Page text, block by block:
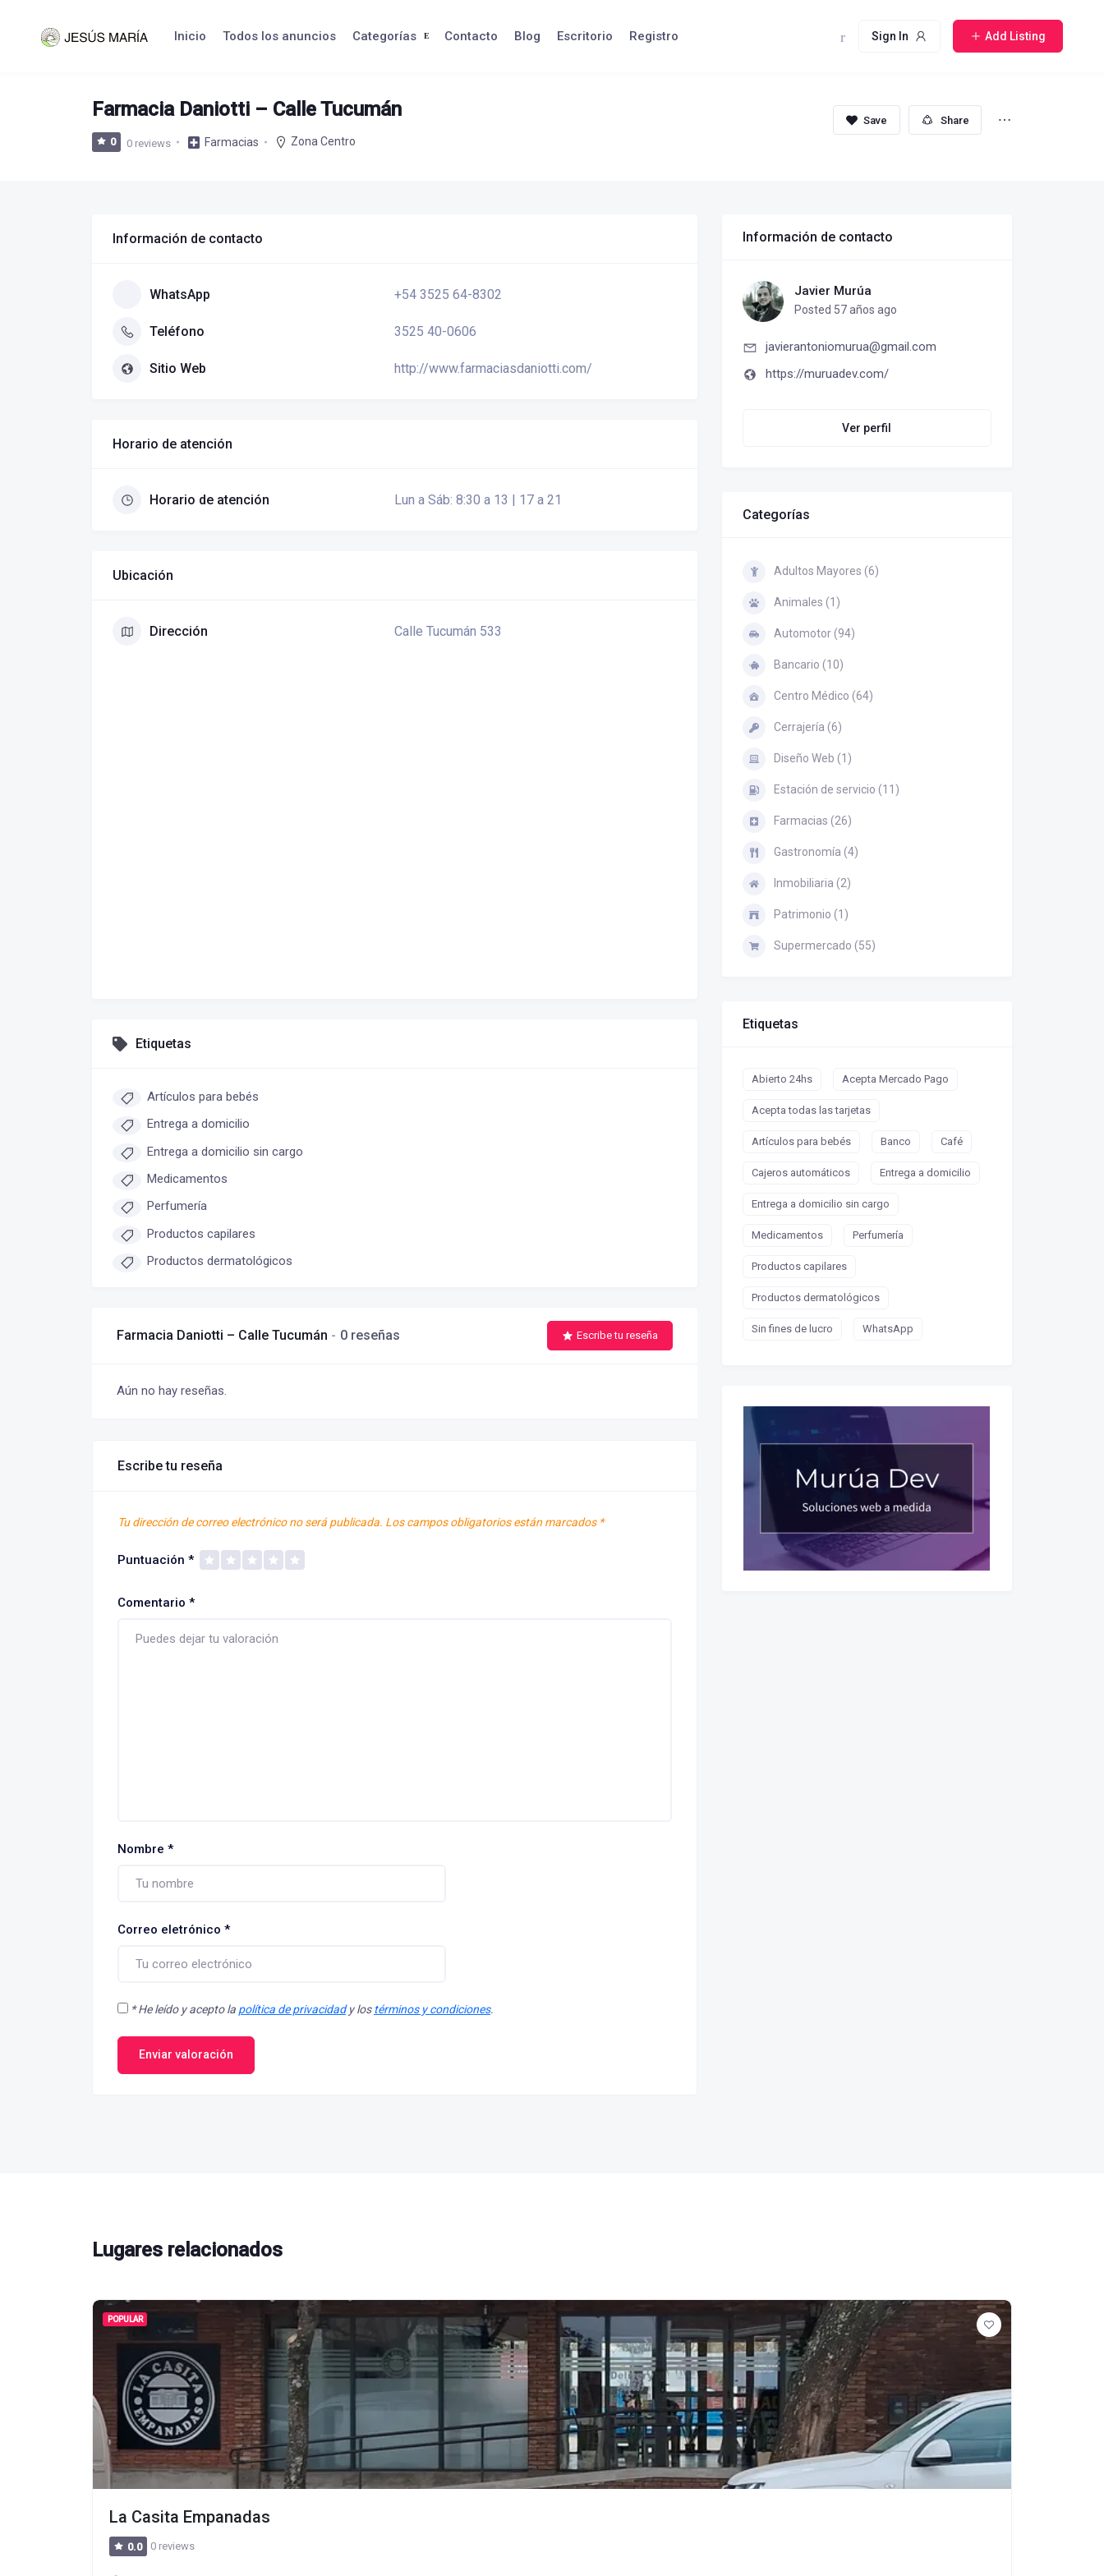
Inicio Todos los anuncios Categorías Contacto Blog Escritorio Registro Sign In Add Listing
Farmacia Daniotti – Calle Tucumán
0 0 reviews Farmacias Zona Centro
Share
Información de contacto
WhatsApp +54 3525 64-8302
Teléfono 3525 40-0606
Sitio Web http://www.farmaciasdaniotti.com/
Horario de atención
Horario de atención Lun a Sáb: 8:30 a 13 | 17 a 21
Ubicación
Dirección Calle Tucumán 533
Etiquetas
Artículos para bebés
Entrega a domicilio
Entrega a domicilio sin cargo
Medicamentos
Perfumería
Productos capilares
Productos dermatológicos
Farmacia Daniotti – Calle Tucumán 0 reseñas Escribe tu reseña
Aún no hay reseñas.
Escribe tu reseña
Tu dirección de correo electrónico no será publicada. Los campos obligatorios están marcados *
Puntuación *
Comentario *
Nombre *
Correo eletrónico *
*He leído y acepto la política de privacidady lostérminos y condiciones.
Enviar valoración
Información de contacto
Javier Murúa
Posted 57 años ago
javierantoniomurua@gmail.com
https://muruadev.com/
Ver perfil
Categorías
Adultos Mayores (6)
Animales (1)
Automotor (94)
Bancario (10)
Centro Médico (64)
Cerrajería (6)
Diseño Web (1)
Estación de servicio (11)
Farmacias (26)
Gastronomía (4)
Inmobiliaria (2)
Patrimonio (1)
Supermercado (55)
Etiquetas
Abierto 24hs Acepta Mercado Pago
Acepta todas las tarjetas
Artículos para bebés Banco Café
Cajeros automáticos Entrega a domicilio
Entrega a domicilio sin cargo
Medicamentos Perfumería
Productos capilares
Productos dermatológicos
Sin fines de lucro WhatsApp
Lugares relacionados
POPULAR
La Casita Empanadas
0.0 0 reviews